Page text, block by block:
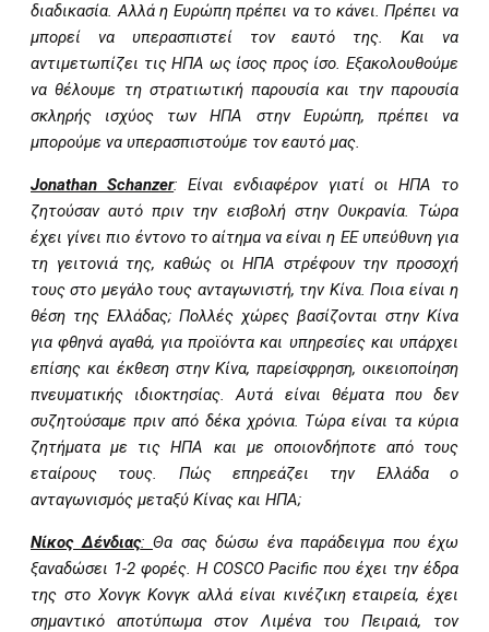
διαδικασία. Αλλά η Ευρώπη πρέπει να το κάνει. Πρέπει να
μπορεί να υπερασπιστεί τον εαυτό της. Και να
αντιμετωπίζει τις ΗΠΑ ως ίσος προς ίσο. Εξακολουθούμε
να θέλουμε τη στρατιωτική παρουσία και την παρουσία
σκληρής ισχύος των ΗΠΑ στην Ευρώπη, πρέπει να
μπορούμε να υπερασπιστούμε τον εαυτό μας.
Jonathan Schanzer: Είναι ενδιαφέρον γιατί οι ΗΠΑ το
ζητούσαν αυτό πριν την εισβολή στην Ουκρανία. Τώρα
έχει γίνει πιο έντονο το αίτημα να είναι η ΕΕ υπεύθυνη για
τη γειτονιά της, καθώς οι ΗΠΑ στρέφουν την προσοχή
τους στο μεγάλο τους ανταγωνιστή, την Κίνα. Ποια είναι η
θέση της Ελλάδας; Πολλές χώρες βασίζονται στην Κίνα
για φθηνά αγαθά, για προϊόντα και υπηρεσίες και υπάρχει
επίσης και έκθεση στην Κίνα, παρείσφρηση, οικειοποίηση
πνευματικής ιδιοκτησίας. Αυτά είναι θέματα που δεν
συζητούσαμε πριν από δέκα χρόνια. Τώρα είναι τα κύρια
ζητήματα με τις ΗΠΑ και με οποιονδήποτε από τους
εταίρους τους. Πώς επηρεάζει την Ελλάδα ο
ανταγωνισμός μεταξύ Κίνας και ΗΠΑ;
Νίκος Δένδιας: Θα σας δώσω ένα παράδειγμα που έχω
ξαναδώσει 1-2 φορές. Η COSCO Pacific που έχει την έδρα
της στο Χονγκ Κονγκ αλλά είναι κινέζικη εταιρεία, έχει
σημαντικό αποτύπωμα στον Λιμένα του Πειραιά, τον